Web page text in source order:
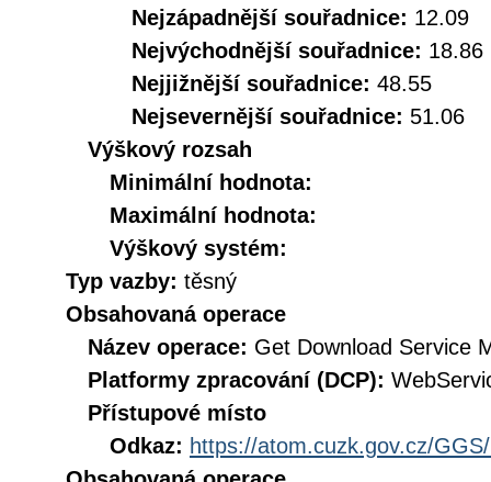
Nejzápadnější souřadnice: 12.09
Nejvýchodnější souřadnice: 18.86
Nejjižnější souřadnice: 48.55
Nejsevernější souřadnice: 51.06
Výškový rozsah
Minimální hodnota:
Maximální hodnota:
Výškový systém:
Typ vazby: těsný
Obsahovaná operace
Název operace: Get Download Service
Platformy zpracování (DCP):
Přístupové místo
Odkaz: https://atom.cuzk.gov.cz/